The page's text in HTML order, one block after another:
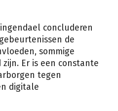
concluderen
de
sommige
Er is een constante
tegen
digitale